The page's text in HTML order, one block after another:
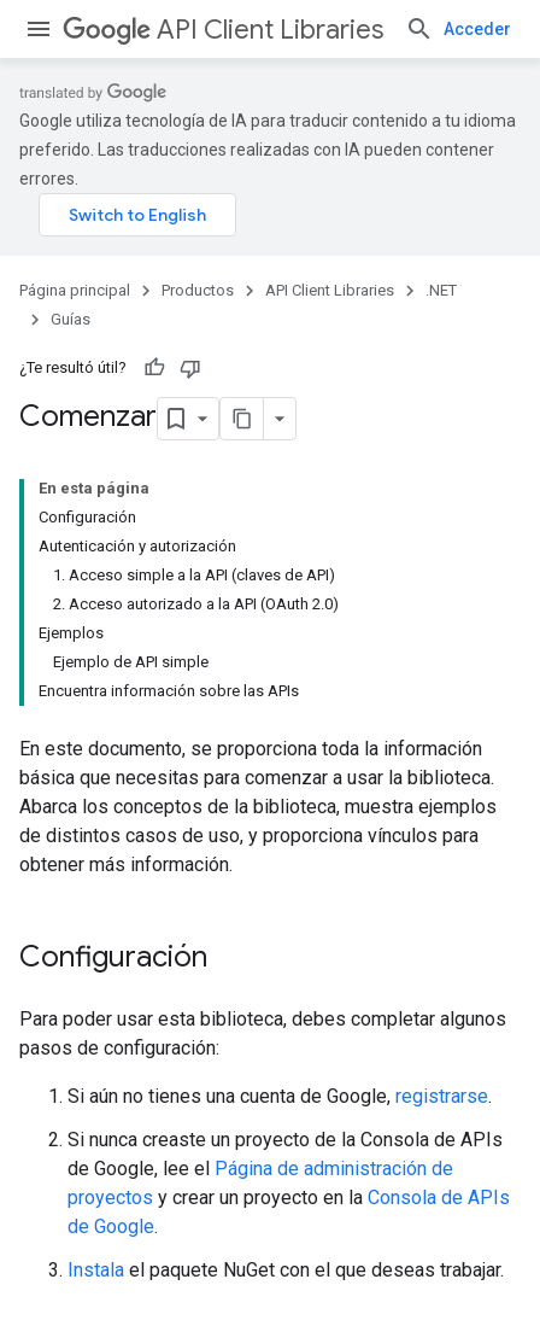
API Client Libraries Acceder
Google utiliza tecnología de IA para traducir contenido a tu idioma
preferido. Las traducciones realizadas con IA pueden contener
errores.
Página principal Productos API Client Libraries
.NET
Guías
¿Te resultó útil?
Comenzar
En esta página
Configuración
Autenticación y autorización
1. Acceso simple a la API (claves de API)
2. Acceso autorizado a la API (OAuth 2.0)
Ejemplos
Ejemplo de API simple
Encuentra información sobre las APIs
En este documento, se proporciona toda la información
básica que necesitas para comenzar a usar la biblioteca.
Abarca los conceptos de la biblioteca, muestra ejemplos
de distintos casos de uso, y proporciona vínculos para
obtener más información.
Configuración
Para poder usar esta biblioteca, debes completar algunos
pasos de configuración:
Si aún no tienes una cuenta de Google, registrarse.
Si nunca creaste un proyecto de la Consola de APIs
de Google, lee el Página de administración de
proyectos y crear un proyecto en la Consola de APIs
de Google.
Instala el paquete NuGet con el que deseas trabajar.